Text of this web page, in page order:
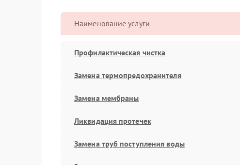
Наименование услуги
Профилактическая чистка
Замена термопредохранителя
Замена мембраны
Ликвидация протечек
Замена труб поступления воды